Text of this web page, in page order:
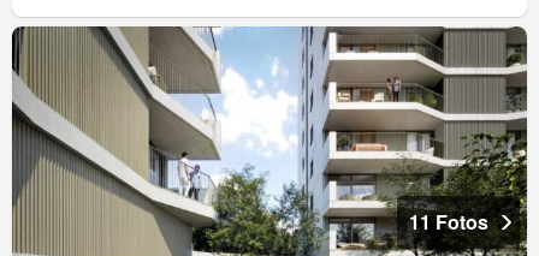
11 Fotos